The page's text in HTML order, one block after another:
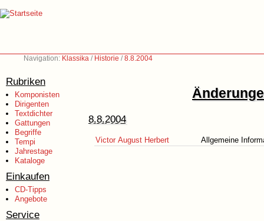
Navigation: Klassika / Historie /8.8.2004
Rubriken
Komponisten
Dirigenten
Textdichter
Gattungen
Begriffe
Tempi
Jahrestage
Kataloge
Einkaufen
CD-Tipps
Angebote
Service
8.8.2004
Victor August Herbert Allgemeine